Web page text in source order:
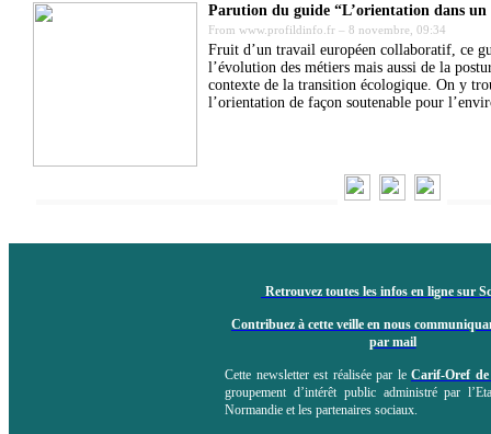
Parution du guide “L’orientation dans un
From www.profildinfo.fr – 8 novembre, 09:34
Fruit d’un travail européen collaboratif, ce
l’évolution des métiers mais aussi de la
contexte de la transition écologique. On y
l’orientation de façon soutenable pour
Retrouvez toutes les infos en ligne sur
Contribuez à cette veille en nous
par mail
Cette newsletter est réalisée par le Carif-Oref
groupement d’intérêt public administré par
Normandie et les partenaires sociaux.